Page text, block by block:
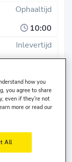
Ophaaltijd
10:00
Inlevertijd
how you
you agree to share
even if they're not
more or read our
All